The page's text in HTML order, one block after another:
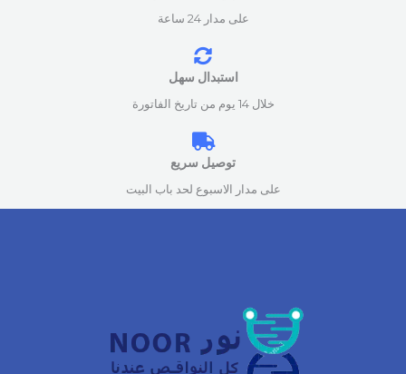
على مدار 24 ساعة
استبدال سهل
خلال 14 يوم من تاريخ الفاتورة
توصيل سريع
على مدار الاسبوع لحد باب البيت